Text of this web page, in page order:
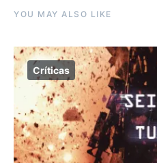
YOU MAY ALSO LIKE
Críticas